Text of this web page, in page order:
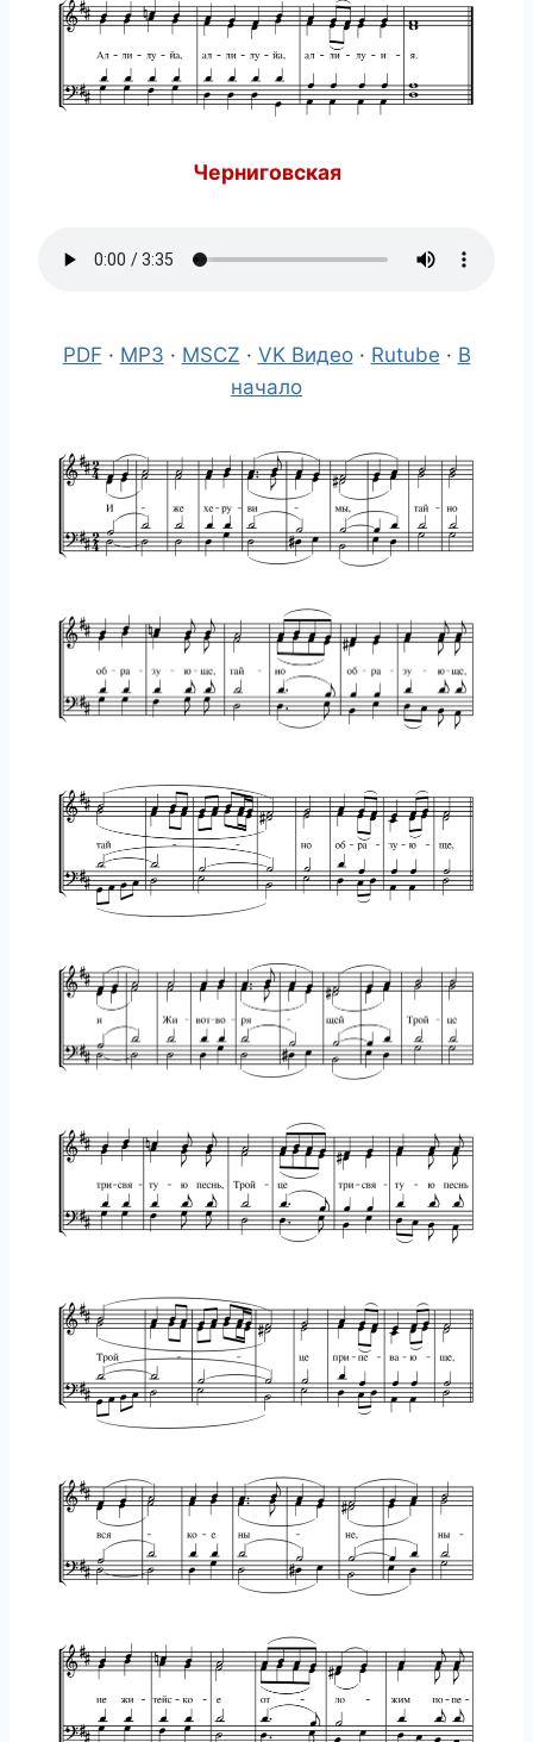
Черниговская
PDF · MP3 · MSCZ · VK Видео· Rutube · В
начало